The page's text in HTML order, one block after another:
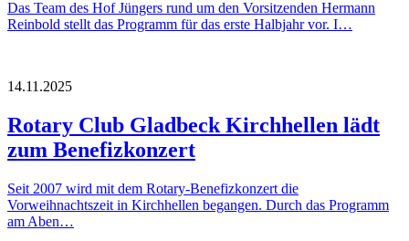
Das Team des Hof Jüngers rund um den Vorsitzenden Hermann
Reinbold stellt das Programm für das erste Halbjahr vor. I…
14.11.2025
Rotary Club Gladbeck Kirchhellen lädt
zum Benefizkonzert
Seit 2007 wird mit dem Rotary-Benefizkonzert die
Vorweihnachtszeit in Kirchhellen begangen. Durch das Programm
am Aben…